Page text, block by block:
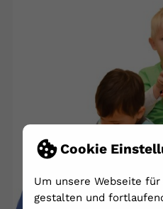
Cookie
Um unsere Webseite
gestalten und